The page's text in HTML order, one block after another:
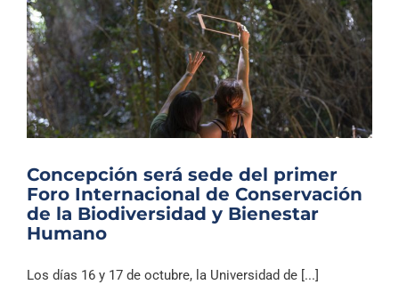
Concepción será sede del primer
Foro Internacional de Conservación
de la Biodiversidad y Bienestar
Humano
Los días 16 y 17 de octubre, la Universidad de [...]